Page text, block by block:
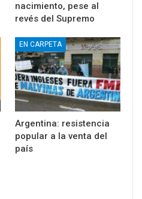
nacimiento, pese al
revés del Supremo
EN CARPETA
Argentina: resistencia
popular a la venta del
país